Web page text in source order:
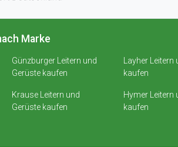
Marke
Günzburger Leitern und
Gerüste kaufen
Krause Leitern und
Gerüste kaufen
Layher
kaufen
Hymer Leitern
kaufen